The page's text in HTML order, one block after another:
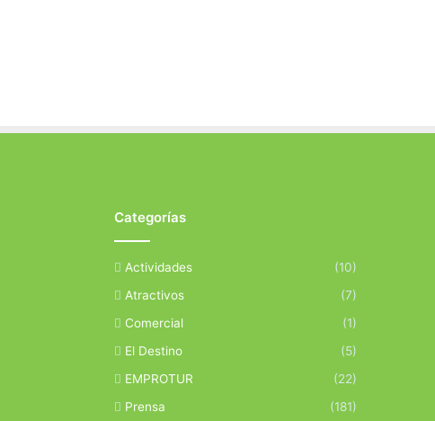
Categorías
Actividades
(10)
Atractivos
(7)
Comercial
(1)
El Destino
(5)
EMPROTUR
(22)
Prensa
(181)